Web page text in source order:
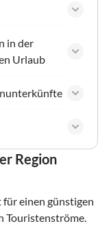
in der
Urlaub
Region
einen günstigen
Touristenströme.